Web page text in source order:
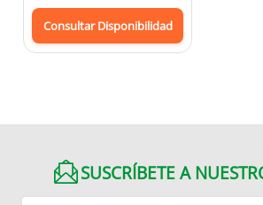
Consultar Disponibilidad
SUSCRÍBETE A